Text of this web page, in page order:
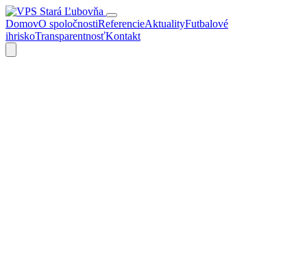
DomovO spoločnostiReferencieAktualityFutbalové
ihriskoTransparentnosťKontakt